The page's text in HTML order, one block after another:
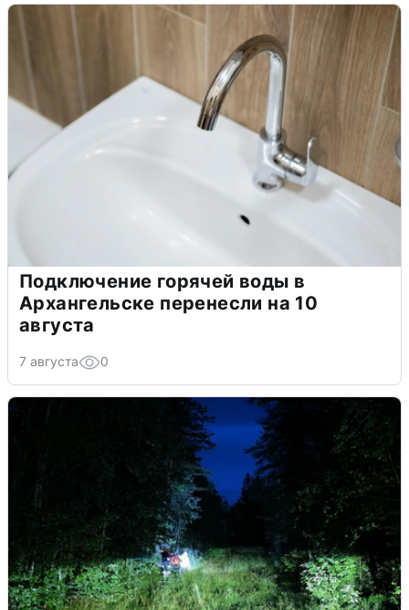
Подключение горячей воды в
Архангельске перенесли на 10
августа
7 августа 0